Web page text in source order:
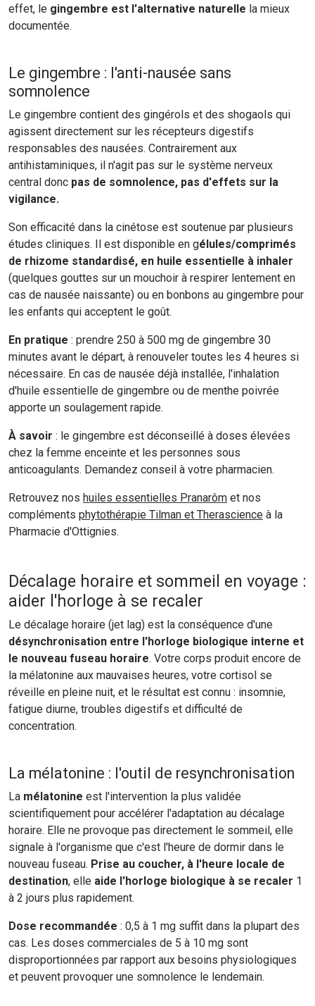
effet, le gingembre est l'alternative naturelle la mieux
documentée.
Le gingembre : l'anti-nausée sans
somnolence
Le gingembre contient des gingérols et des shogaols qui
agissent directement sur les récepteurs digestifs
responsables des nausées. Contrairement aux
antihistaminiques, il n'agit pas sur le système nerveux
central donc pas de somnolence, pas d'effets sur la
vigilance.
Son efficacité dans la cinétose est soutenue par plusieurs
études cliniques. Il est disponible en gélules/comprimés
de rhizome standardisé, en huile essentielle à inhaler
(quelques gouttes sur un mouchoir à respirer lentement en
cas de nausée naissante) ou en bonbons au gingembre pour
les enfants qui acceptent le goût.
En pratique : prendre 250 à 500 mg de gingembre 30
minutes avant le départ, à renouveler toutes les 4 heures si
nécessaire. En cas de nausée déjà installée, l'inhalation
d'huile essentielle de gingembre ou de menthe poivrée
apporte un soulagement rapide.
À savoir : le gingembre est déconseillé à doses élevées
chez la femme enceinte et les personnes sous
anticoagulants. Demandez conseil à votre pharmacien.
Retrouvez nos huiles essentielles Pranarôm et nos
compléments phytothérapie Tilman et Therascience à la
Pharmacie d'Ottignies.
Décalage horaire et sommeil en voyage :
aider l'horloge à se recaler
Le décalage horaire (jet lag) est la conséquence d'une
désynchronisation entre l'horloge biologique interne et
le nouveau fuseau horaire. Votre corps produit encore de
la mélatonine aux mauvaises heures, votre cortisol se
réveille en pleine nuit, et le résultat est connu : insomnie,
fatigue diurne, troubles digestifs et difficulté de
concentration.
La mélatonine : l'outil de resynchronisation
La mélatonine est l'intervention la plus validée
scientifiquement pour accélérer l'adaptation au décalage
horaire. Elle ne provoque pas directement le sommeil, elle
signale à l'organisme que c'est l'heure de dormir dans le
nouveau fuseau. Prise au coucher, à l'heure locale de
destination, elle aide l'horloge biologique à se recaler 1
à 2 jours plus rapidement.
Dose recommandée : 0,5 à 1 mg suffit dans la plupart des
cas. Les doses commerciales de 5 à 10 mg sont
disproportionnées par rapport aux besoins physiologiques
et peuvent provoquer une somnolence le lendemain.